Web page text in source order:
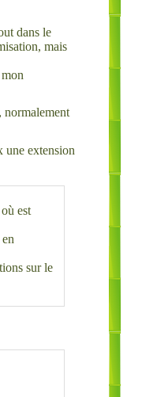
dans le
mais
normalement
une extension
est
sur le